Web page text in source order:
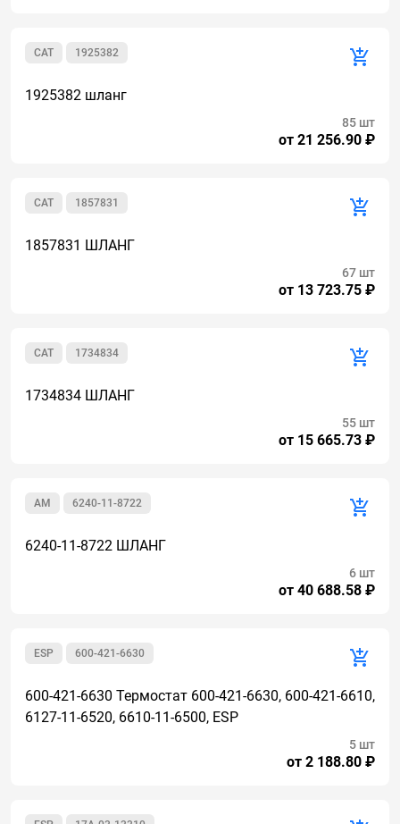
1925382
CAT
1925382 шланг
от 21 256.90 ₽
85 шт
1857831
CAT
1857831 ШЛАНГ
от 13 723.75 ₽
67 шт
1734834
CAT
1734834 ШЛАНГ
от 15 665.73 ₽
55 шт
6240-11-8722
AM
6240-11-8722 ШЛАНГ
от 40 688.58 ₽
6 шт
600-421-6630
ESP
600-421-6630 Термостат 600-421-6630, 600-421-6610,
6127-11-6520, 6610-11-6500, ESP
от 2 188.80 ₽
5 шт